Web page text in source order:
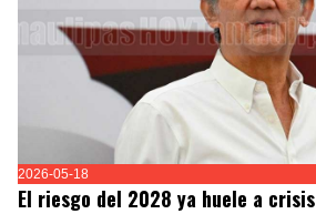
2026-05-18
El riesgo del 2028 ya huele a crisis